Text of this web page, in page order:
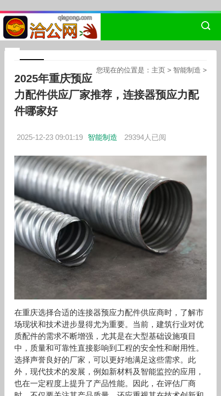
您现在的位置是： 主页 > 智能制造 >
2025年重庆预应
力配件供应厂家推荐，连接器预应力配
件哪家好
2025-12-23 09:01:19 智能制造 29394人已阅
在重庆选择合适的连接器预应力配件供应商时，了解市
场现状和技术进步显得尤为重要。当前，建筑行业对优
质配件的需求不断增强，尤其是在大型基础设施项目
中，质量和可靠性直接影响到工程的安全性和耐用性。
选择声誉良好的厂家，可以更好地满足这些需求。此
外，现代技术的发展，例如新材料及智能监控的应用，
也在一定程度上提升了产品性能。因此，在评估厂商